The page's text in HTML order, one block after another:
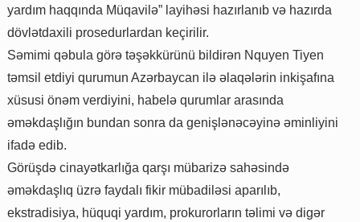
yardım haqqında Müqavilə” layihəsi hazırlanıb və hazırda
dövlətdaxili prosedurlardan keçirilir.
Səmimi qəbula görə təşəkkürünü bildirən Nquyen Tiyen
təmsil etdiyi qurumun Azərbaycan ilə əlaqələrin inkişafına
xüsusi önəm verdiyini, habelə qurumlar arasında
əməkdaşlığın bundan sonra da genişlənəcəyinə əminliyini
ifadə edib.
Görüşdə cinayətkarlığa qarşı mübarizə sahəsində
əməkdaşlıq üzrə faydalı fikir mübadiləsi aparılıb,
ekstradisiya, hüquqi yardım, prokurorların təlimi və digər